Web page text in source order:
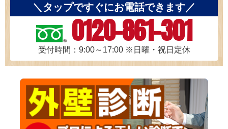
＼タップですぐにお電話できます／
0120-861-301
受付時間：9:00～17:00 ※日曜・祝日定休